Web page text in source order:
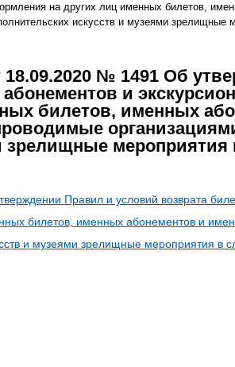
на других лиц именных билетов,
искусств и музеями зрелищные
№ 1491 Об
и
билетов, именных
зрелищные мероприятия
Правил и условий возврата
билетов, именных абонементов и
и музеями зрелищные мероприятия в